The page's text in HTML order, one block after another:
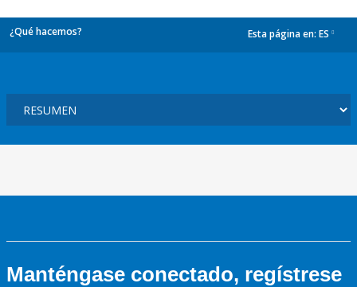
¿Qué hacemos? Esta página en: ES
Manténgase conectado, regístrese